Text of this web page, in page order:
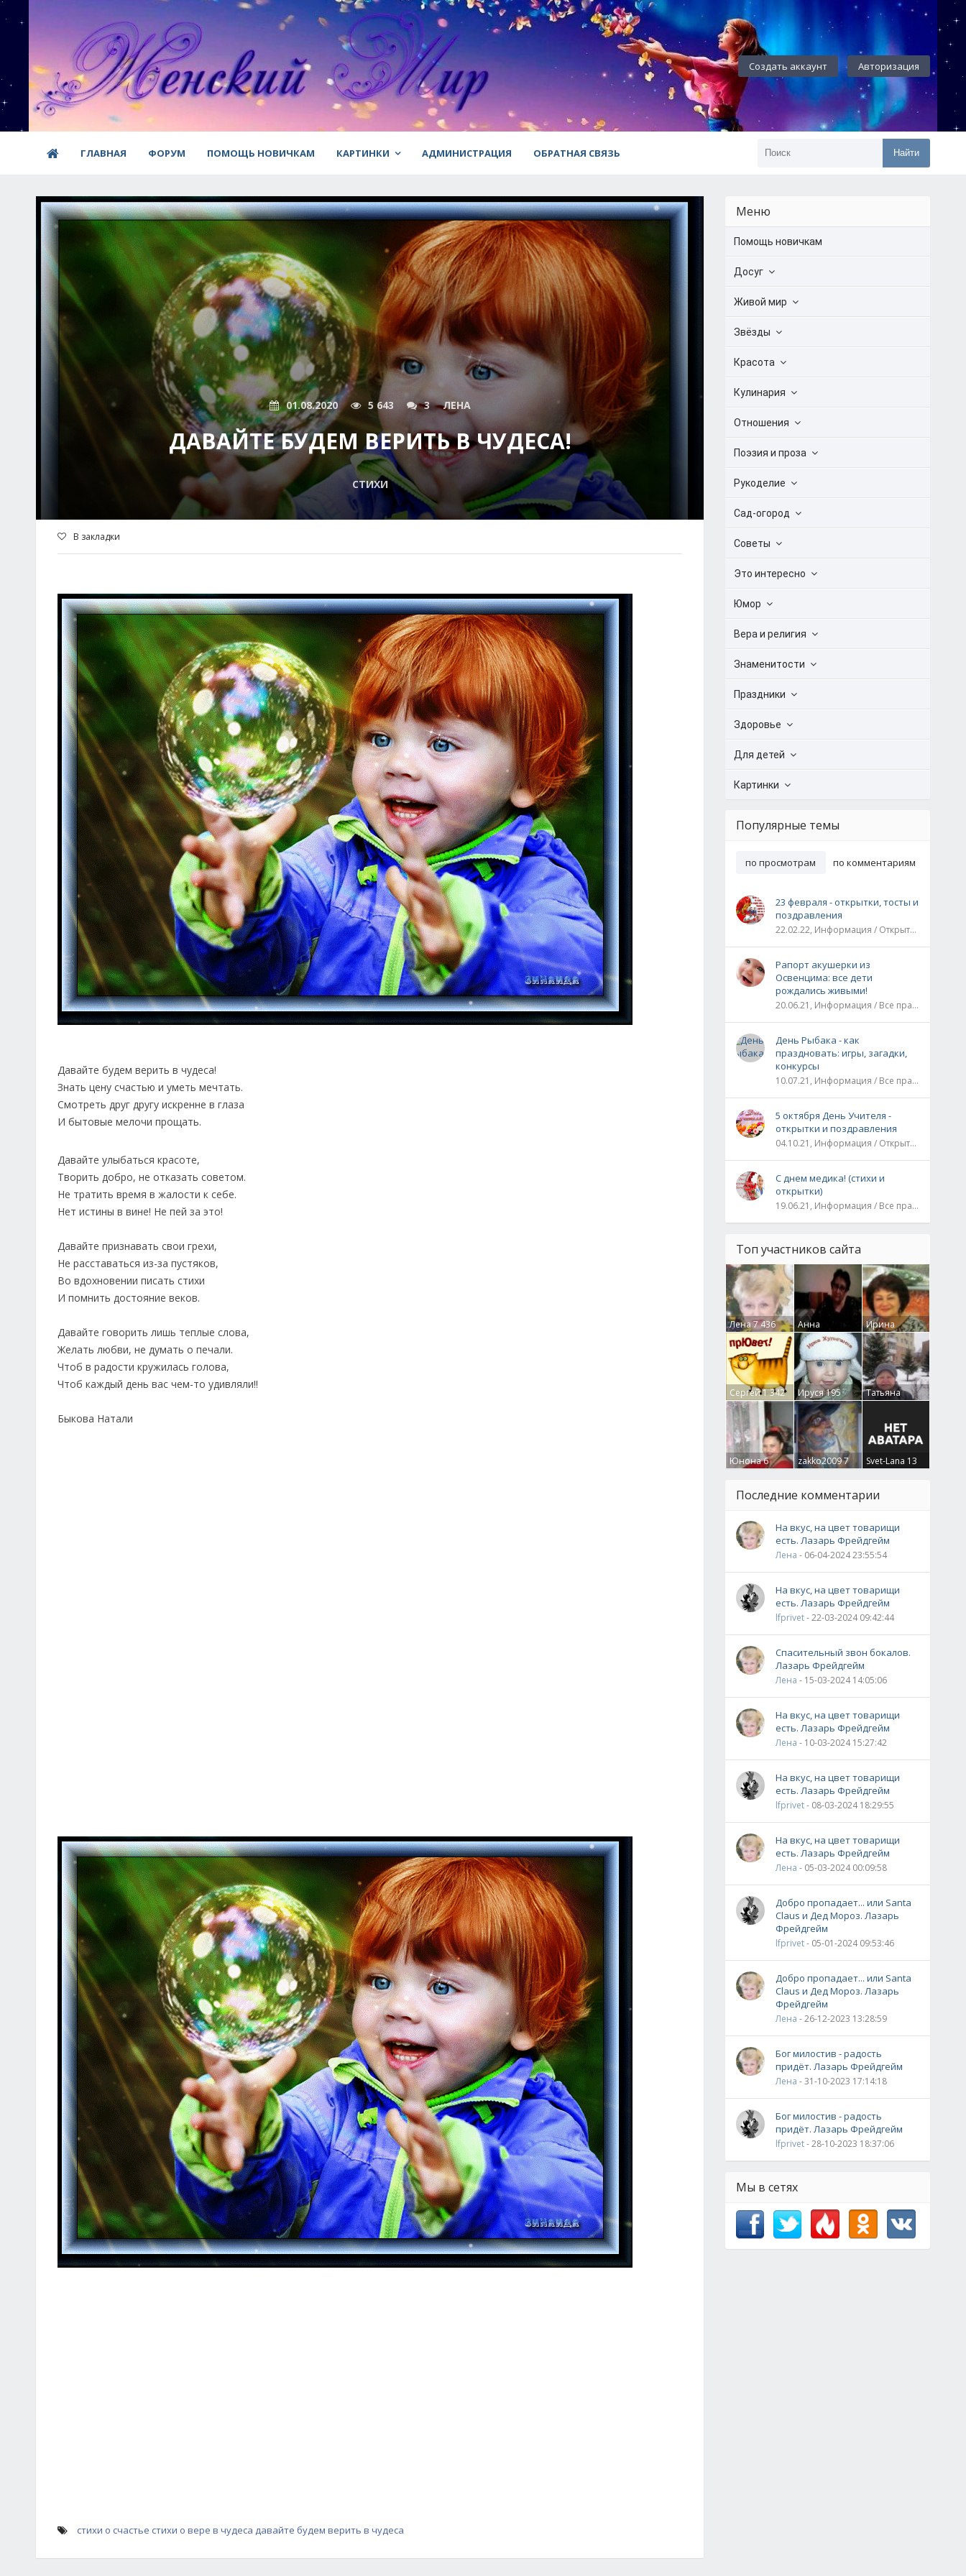
Создать аккаунт Авторизация
ГЛАВНАЯ ФОРУМ ПОМОЩЬ НОВИЧКАМ КАРТИНКИ АДМИНИСТРАЦИЯ ОБРАТНАЯ СВЯЗЬ Найти
01.08.2020 5 643 3 ЛЕНА
ДАВАЙТЕ БУДЕМ ВЕРИТЬ В ЧУДЕСА!
СТИХИ
В закладки
Давайте будем верить в чудеса!
Знать цену счастью и уметь мечтать.
Смотреть друг другу искренне в глаза
И бытовые мелочи прощать.
Давайте улыбаться красоте,
Творить добро, не отказать советом.
Не тратить время в жалости к себе.
Нет истины в вине! Не пей за это!
Давайте признавать свои грехи,
Не расставаться из-за пустяков,
Во вдохновении писать стихи
И помнить достояние веков.
Давайте говорить лишь теплые слова,
Желать любви, не думать о печали.
Чтоб в радости кружилась голова,
Чтоб каждый день вас чем-то удивляли!!
Быкова Натали
стихи о счастье стихи о вере в чудеса давайте будем верить в чудеса
Меню
Помощь новичкам
Досуг
Живой мир
Звёзды
Красота
Кулинария
Отношения
Поэзия и проза
Рукоделие
Сад-огород
Советы
Это интересно
Юмор
Вера и религия
Знаменитости
Праздники
Здоровье
Для детей
Картинки
Популярные темы
по просмотрам по комментариям
23 февраля - открытки, тосты и
поздравления
22.02.22, Информация / Открытки / Все праздники
Рапорт акушерки из
Освенцима: все дети
рождались живыми!
20.06.21, Информация / Все праздники / Рассказы и истории
День Рыбака - как
праздновать: игры, загадки,
конкурсы
10.07.21, Информация / Все праздники
5 октября День Учителя -
открытки и поздравления
04.10.21, Информация / Открытки / Все праздники
С днем медика! (стихи и
открытки)
19.06.21, Информация / Все праздники
Топ участников сайта
Лена7 436
Анна
Гумлевая0
Ирина
Бруцкая41
Сергей1 342 Ируся195
Татьяна
Крючкова0
Юнона6 zakko20097 Svet-Lana 13
Последние комментарии
На вкус, на цвет товарищи
есть. Лазарь Фрейдгейм
Лена - 06-04-2024 23:55:54
На вкус, на цвет товарищи
есть. Лазарь Фрейдгейм
lfprivet- 22-03-2024 09:42:44
Спасительный звон бокалов.
Лазарь Фрейдгейм
Лена - 15-03-2024 14:05:06
На вкус, на цвет товарищи
есть. Лазарь Фрейдгейм
Лена - 10-03-2024 15:27:42
На вкус, на цвет товарищи
есть. Лазарь Фрейдгейм
lfprivet- 08-03-2024 18:29:55
На вкус, на цвет товарищи
есть. Лазарь Фрейдгейм
Лена - 05-03-2024 00:09:58
Добро пропадает... или Santa
Claus и Дед Мороз. Лазарь
Фрейдгейм
lfprivet- 05-01-2024 09:53:46
Добро пропадает... или Santa
Claus и Дед Мороз. Лазарь
Фрейдгейм
Лена - 26-12-2023 13:28:59
Бог милостив - радость
придёт. Лазарь Фрейдгейм
Лена - 31-10-2023 17:14:18
Бог милостив - радость
придёт. Лазарь Фрейдгейм
lfprivet- 28-10-2023 18:37:06
Мы в сетях